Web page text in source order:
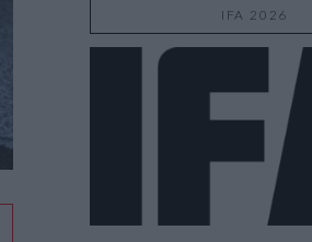
IFA 2026